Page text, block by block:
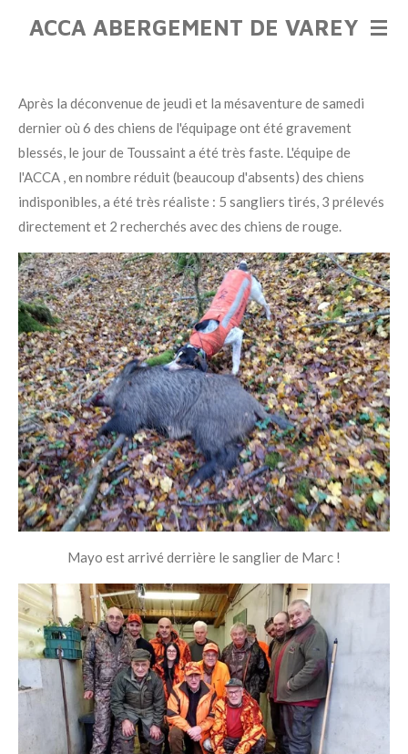
Passer
ACCA ABERGEMENT DE VAREY
Après la déconvenue de jeudi et la mésaventure de samedi
dernier où 6 des chiens de l'équipage ont été gravement
blessés, le jour de Toussaint a été très faste. L'équipe de
l'ACCA , en nombre réduit (beaucoup d'absents) des chiens
indisponibles, a été très réaliste : 5 sangliers tirés, 3 prélevés
directement et 2 recherchés avec des chiens de rouge.
Mayo est arrivé derrière le sanglier de Marc !